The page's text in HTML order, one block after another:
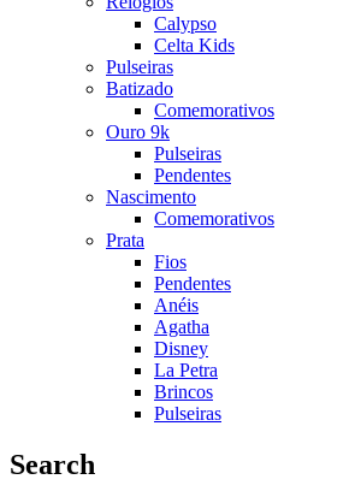
Calypso
Celta Kids
Pulseiras
Batizado
Comemorativos
Ouro 9k
Pulseiras
Pendentes
Nascimento
Comemorativos
Prata
Fios
Pendentes
Anéis
Agatha
Disney
La Petra
Brincos
Pulseiras
Search